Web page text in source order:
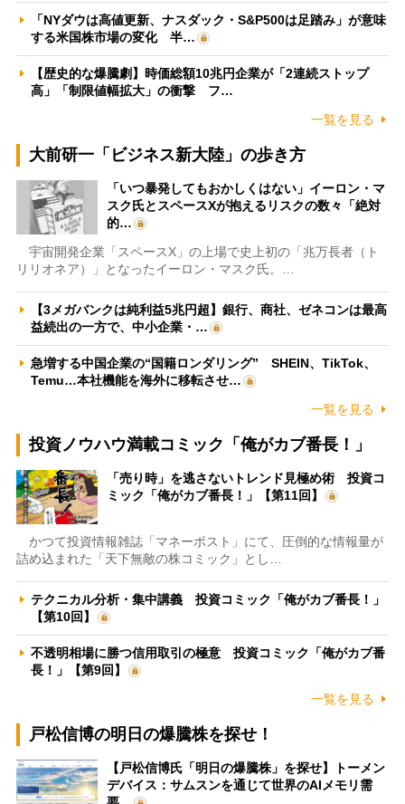
「NYダウは高値更新、ナスダック・S&P500は足踏み」が意味
する米国株市場の変化 半…
【歴史的な爆騰劇】時価総額10兆円企業が「2連続ストップ
高」「制限値幅拡大」の衝撃 フ…
一覧を見る
大前研一「ビジネス新大陸」の歩き方
「いつ暴発してもおかしくはない」イーロン・マ
スク氏とスペースXが抱えるリスクの数々「絶対
的…
宇宙開発企業「スペースX」の上場で史上初の「兆万長者（ト
リリオネア）」となったイーロン・マスク氏。…
【3メガバンクは純利益5兆円超】銀行、商社、ゼネコンは最高
益続出の一方で、中小企業・…
急増する中国企業の“国籍ロンダリング” SHEIN、TikTok、
Temu…本社機能を海外に移転させ…
一覧を見る
投資ノウハウ満載コミック「俺がカブ番長！」
「売り時」を逃さないトレンド見極め術 投資コ
ミック「俺がカブ番長！」【第11回】
かつて投資情報雑誌「マネーポスト」にて、圧倒的な情報量が
詰め込まれた「天下無敵の株コミック」とし…
テクニカル分析・集中講義 投資コミック「俺がカブ番長！」
【第10回】
不透明相場に勝つ信用取引の極意 投資コミック「俺がカブ番
長！」【第9回】
一覧を見る
戸松信博の明日の爆騰株を探せ！
【戸松信博氏「明日の爆騰株」を探せ】トーメン
デバイス：サムスンを通じて世界のAIメモリ需